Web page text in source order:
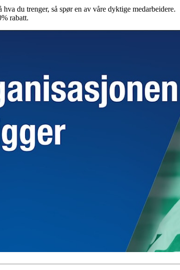
du trenger, så spør en av våre dyktige medarbeidere.
rabatt.